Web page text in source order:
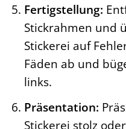
Fertigstellung:
Stickrahmen und
Stickerei auf
Fäden ab und
links.
Präsentation:
Stickerei stolz